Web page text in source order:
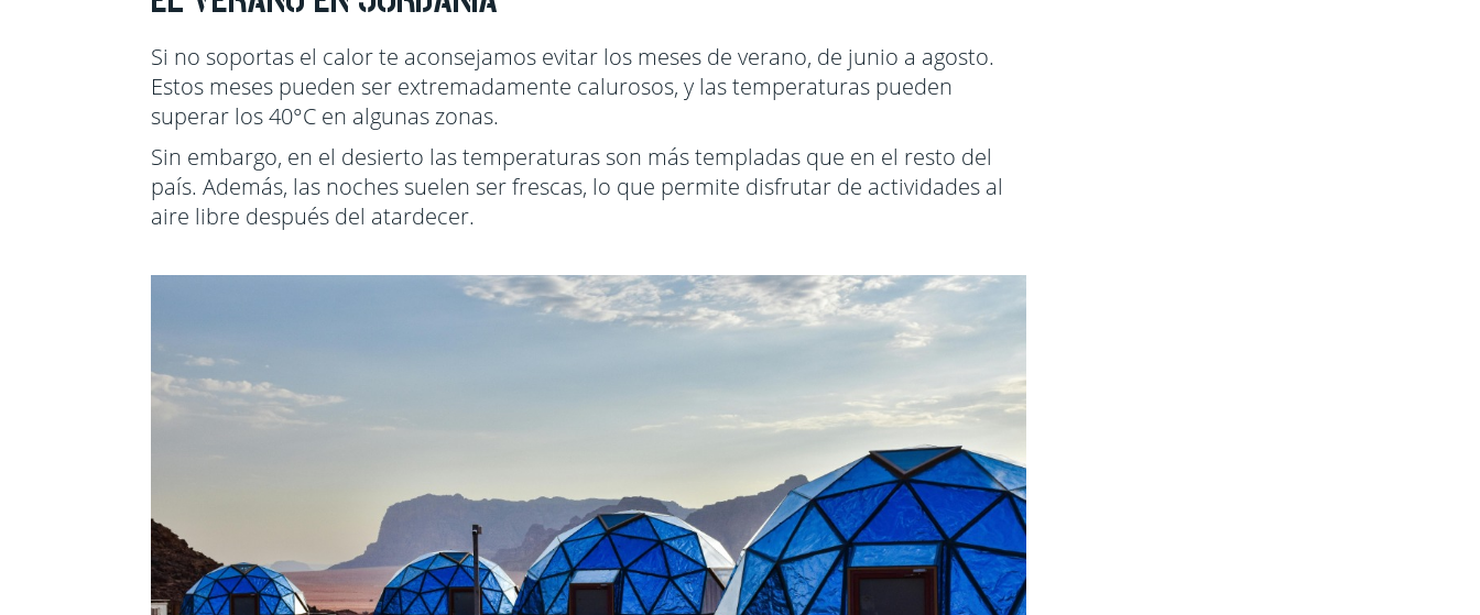
Si no soportas el calor te aconsejamos evitar los meses de verano, de junio a agosto.
Estos meses pueden ser extremadamente calurosos, y las temperaturas pueden
superar los 40°C en algunas zonas.
Sin embargo, en el desierto las temperaturas son más templadas que en el resto del
país. Además, las noches suelen ser frescas, lo que permite disfrutar de actividades al
aire libre después del atardecer.